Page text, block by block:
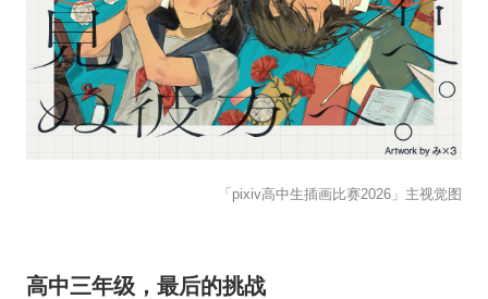
「pixiv高中生插画比赛2026」主视觉图
高中三年级，最后的挑战